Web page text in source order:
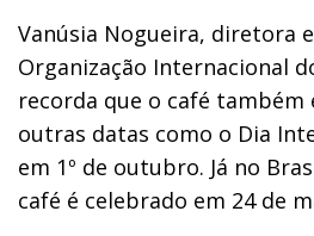
Vanúsia Nogueira, diretora
Organização Internacional
recorda que o café também
outras datas como o Dia
em 1º de outubro. Já no
café é celebrado em 24 de